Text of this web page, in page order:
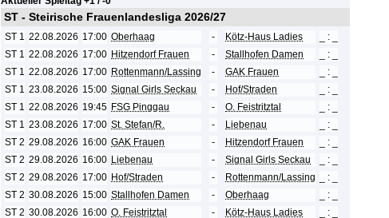
ST - Steirische Frauenlandesliga 2026/27
ST 1 22.08.2026 17:00 Oberhaag - Kötz-Haus Ladies
_ : _
ST 1 22.08.2026 17:00 Hitzendorf Frauen - Stallhofen Damen
_ : _
ST 1 22.08.2026 17:00 Rottenmann/Lassing - GAK Frauen
_ : _
ST 1 23.08.2026 15:00 Signal Girls Seckau - Hof/Straden
_ : _
ST 1 22.08.2026 19:45 FSG Pinggau - O. Feistritztal
_ : _
ST 1 23.08.2026 17:00 St. Stefan/R. - Liebenau
_ : _
ST 2 29.08.2026 16:00 GAK Frauen - Hitzendorf Frauen
_ : _
ST 2 29.08.2026 16:00 Liebenau - Signal Girls Seckau
_ : _
ST 2 29.08.2026 17:00 Hof/Straden - Rottenmann/Lassing
_ : _
ST 2 30.08.2026 15:00 Stallhofen Damen - Oberhaag
_ : _
ST 2 30.08.2026 16:00 O. Feistritztal - Kötz-Haus Ladies
_ : _